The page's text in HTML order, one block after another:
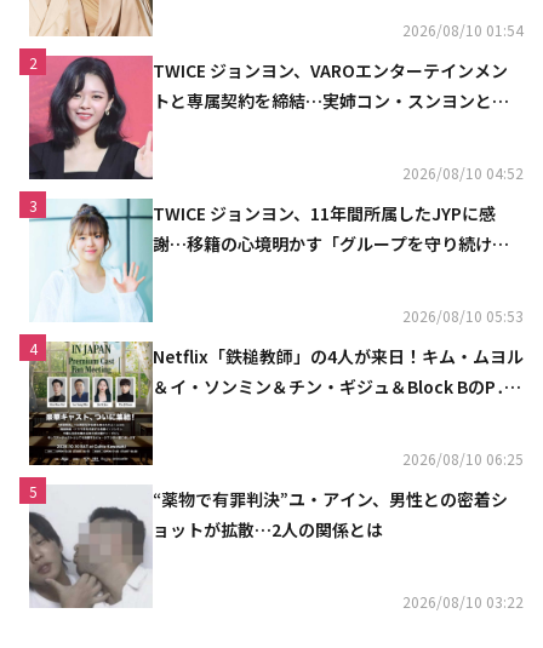
2026/08/10 01:54
2
TWICE ジョンヨン、VAROエンターテインメン
トと専属契約を締結…実姉コン・スンヨンと同
2026/08/10 04:52
3
TWICE ジョンヨン、11年間所属したJYPに感
謝…移籍の心境明かす「グループを守り続け
2026/08/10 05:53
4
Netflix「鉄槌教師」の4人が来日！キム・ムヨル
＆イ・ソンミン＆チン・ギジュ＆Block BのP․
2026/08/10 06:25
5
“薬物で有罪判決”ユ・アイン、男性との密着シ
ョットが拡散…2人の関係とは
2026/08/10 03:22